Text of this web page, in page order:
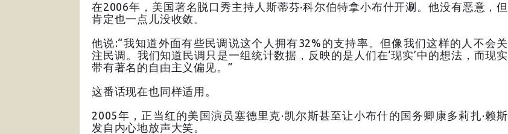
在2006年，美国著名脱口秀主持人斯蒂芬·科尔伯特拿小布什开涮。他没有恶意，但
肯定也一点儿没收敛。
他说:“我知道外面有些民调说这个人拥有32%的支持率。但像我们这样的人不会关
注民调。我们知道民调只是一组统计数据，反映的是人们在‘现实’中的想法，而现实
带有著名的自由主义偏见。”
这番话现在也同样适用。
2005年，正当红的美国演员塞德里克·凯尔斯甚至让小布什的国务卿康多莉扎·赖斯
发自内心地放声大笑。